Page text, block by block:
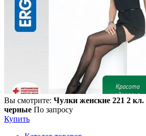
Вы смотрите: Чулки женские 221 2
черные По запросу
Купить